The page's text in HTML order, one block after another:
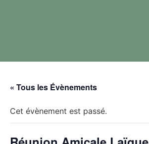
« Tous les Évènements
Cet évènement est passé.